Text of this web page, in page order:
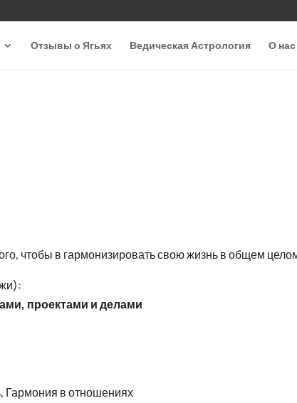
Отзывы о Ягьях Ведическая Астрология О нас
чтобы в гармонизировать свою жизнь в общем
проектами и делами
Гармония в отношениях